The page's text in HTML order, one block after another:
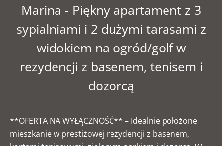
Marina - Piękny apartament z 3
sypialniami i 2 dużymi tarasami z
widokiem na ogród/golf w
rezydencji z basenem, tenisem i
dozorcą
**OFERTA NA WYŁĄCZNOŚĆ** – Idealnie położone
mieszkanie w prestiżowej rezydencji z basenem,